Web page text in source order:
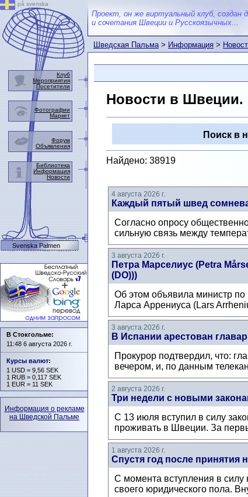
Проект, он же виртуальный клуб, создан
и сочетания Швеции и Русскоязычных...
Шведская Пальма>Информация>
Новости в Швеции.
Поиск в
Найдено: 38919
4 августа 2026 г.
Каждый пятый швед
Согласно опросу
сильную связь между
3 августа 2026 г.
Петра Марселиус (Petra
(DO)))
Об этом объявила министр
Ларса Аррениуса (Lars
3 августа 2026 г.
В Испании арестован
Прокурор подтвердил, что:
вечером, и, по данным
2 августа 2026 г.
Три недели с новыми
С 13 июля вступил в силу
проживать в Швеции. За
1 августа 2026 г.
Спустя год после принятия
С момента вступления в силу
своего юридического пола.
på svenska
Клуб
Мероприятия
Посетители
Фотографии
Маркет
Форум
Объявления
Библиотека
Информация
Новости
Svenska Palmen
В Стокгольме:
11:48 6 августа 2026 г.
Курсы валют:
1 USD = 9,56 SEK
1 RUB = 0,117 SEK
1 EUR = 11 SEK
Информация о рекламе
на Шведской Пальме